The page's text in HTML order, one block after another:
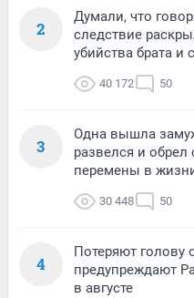
2
Думали, что
следствие
убийства брата
40 172 50
3
Одна вышла
развелся и
перемены в
30 448 50
4
Потеряют голову
предупреждают
в августе